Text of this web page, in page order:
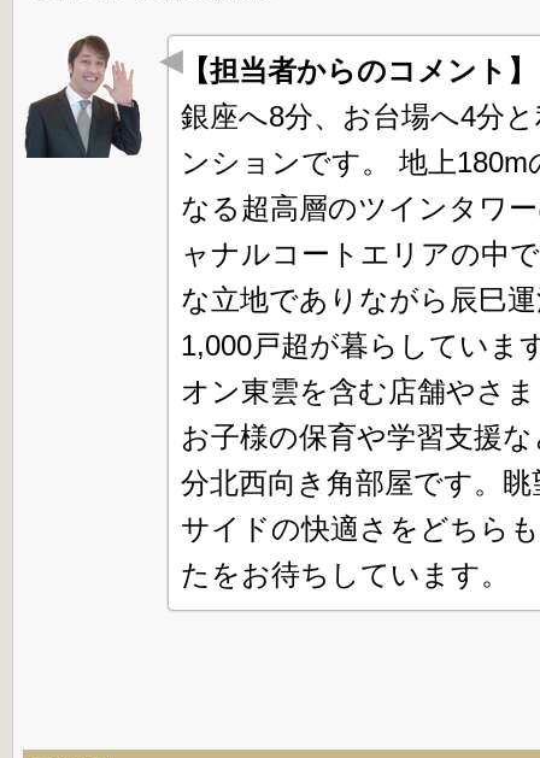
【担当者からのコメント
銀座へ8分、お台場へ4分
ンションです。 地上
なる超高層のツインタワ
ャナルコートエリアの中
な立地でありながら辰巳
1,000戸超が暮らしていま
オン東雲を含む店舗やさ
お子様の保育や学習支援
分北西向き角部屋です。
サイドの快適さをどちら
たをお待ちしています。